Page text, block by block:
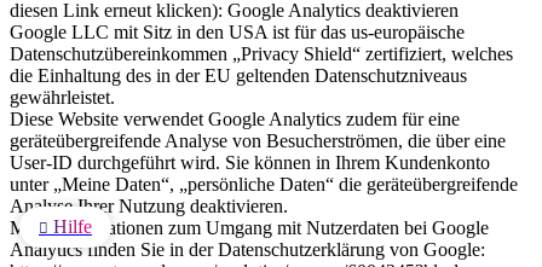
diesen Link erneut klicken): Google Analytics deaktivieren
Google LLC mit Sitz in den USA ist für das us-europäische
Datenschutzübereinkommen „Privacy Shield“ zertifiziert, welches
die Einhaltung des in der EU geltenden Datenschutzniveaus
gewährleistet.
Diese Website verwendet Google Analytics zudem für eine
geräteübergreifende Analyse von Besucherströmen, die über eine
User-ID durchgeführt wird. Sie können in Ihrem Kundenkonto
unter „Meine Daten“, „persönliche Daten“ die geräteübergreifende
Analyse Ihrer Nutzung deaktivieren.
Mehr Informationen zum Umgang mit Nutzerdaten bei Google
Analytics finden Sie in der Datenschutzerklärung von Google:
 Hilfe